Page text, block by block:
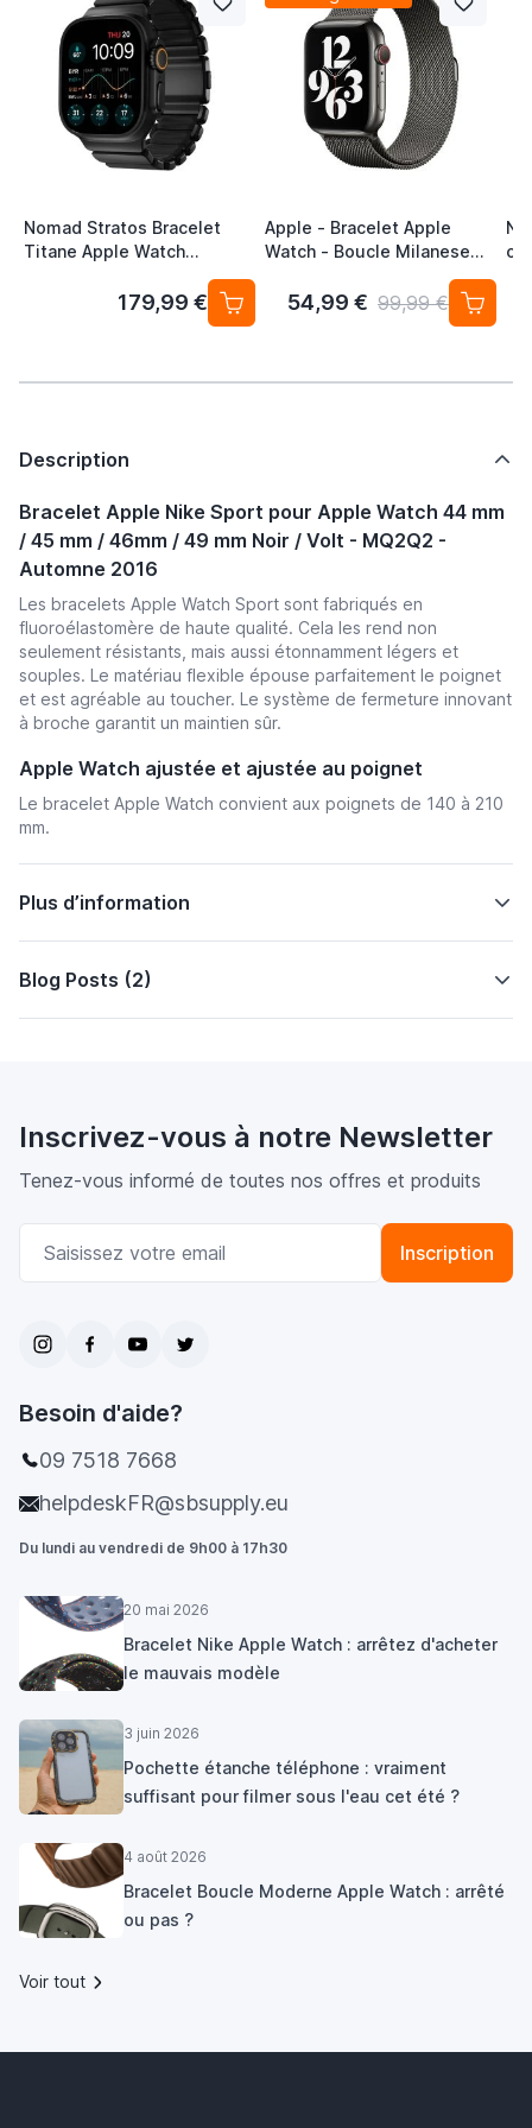
Nomad Stratos Bracelet
Titane Apple Watch
179,99 €
Apple - Bracelet Apple
Watch - Boucle Milanese
44mm / 45mm / 46mm /
49mm Graphite
54,99 € 99,99 €
Description
Bracelet Apple Nike Sport pour Apple Watch 44 mm
/ 45 mm / 46mm / 49 mm Noir / Volt - MQ2Q2 -
Automne 2016
Les bracelets Apple Watch Sport sont fabriqués en
fluoroélastomère de haute qualité. Cela les rend non
seulement résistants, mais aussi étonnamment légers et
souples. Le matériau flexible épouse parfaitement le poignet
et est agréable au toucher. Le système de fermeture innovant
à broche garantit un maintien sûr.
Apple Watch ajustée et ajustée au poignet
Le bracelet Apple Watch convient aux poignets de 140 à 210
mm.
Plus d’information
Blog Posts (2)
Inscrivez-vous à notre Newsletter
Tenez-vous informé de toutes nos offres et produits
Adresse email
Inscription
Besoin d'aide?
09 7518 7668
helpdeskFR@sbsupply.eu
Du lundi au vendredi de 9h00 à 17h30
20 mai 2026
Bracelet Nike Apple Watch : arrêtez d'acheter
le mauvais modèle
3 juin 2026
Pochette étanche téléphone : vraiment
suffisant pour filmer sous l'eau cet été ?
4 août 2026
Bracelet Boucle Moderne Apple Watch : arrêté
ou pas ?
Voir tout